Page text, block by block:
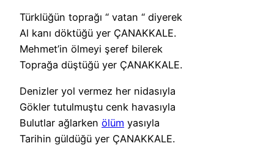
Türklüğün toprağı “ vatan “ diyerek
Al kanı döktüğü yer ÇANAKKALE.
Mehmet’in ölmeyi şeref bilerek
Toprağa düştüğü yer ÇANAKKALE.
Denizler yol vermez her nidasıyla
Gökler tutulmuştu cenk havasıyla
Bulutlar ağlarken ölüm yasıyla
Tarihin güldüğü yer ÇANAKKALE.